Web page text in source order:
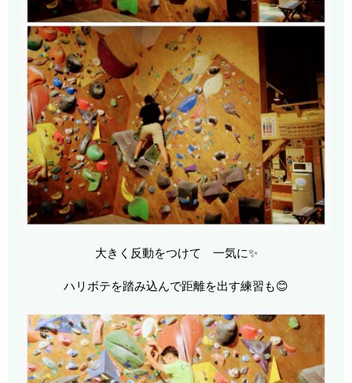
大きく反動をつけて 一気に✨
ハリボテを踏み込んで距離を出す練習も😊